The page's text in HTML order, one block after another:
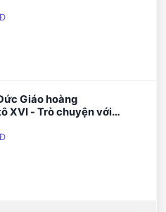
Đ
Giáo hoàng
XVI - Trò chuyện với
Đ